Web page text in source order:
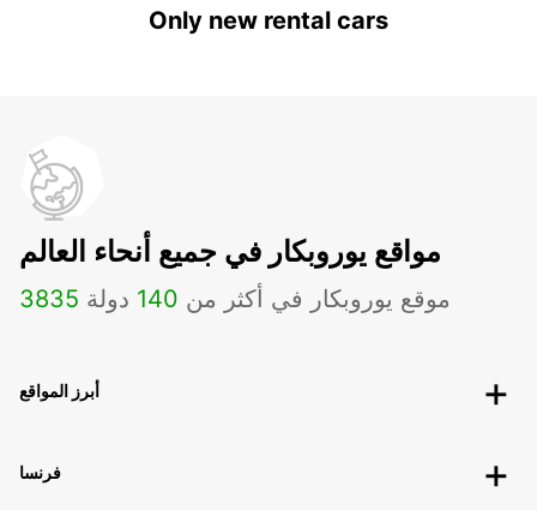
Only new rental cars
مواقع يوروبكار في جميع أنحاء العالم
3835 موقع يوروبكار في أكثر من 140 دولة
أبرز المواقع
فرنسا